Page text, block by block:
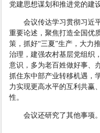
党建思想谋划和推进党的建
会议传达学习贯彻习近
重要论述，聚焦打造全国优
策，抓好“三夏”生产，大力
治理，建强农村基层党组织
意识，多为老百姓做好事、
抓住东中部产业转移机遇，
力实现更高水平的互利共赢
性。
会议还研究了其他事项。